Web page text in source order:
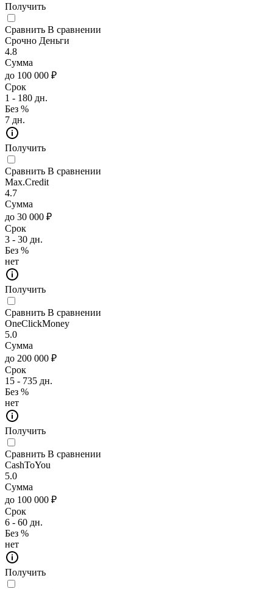
Получить
Сравнить В сравнении
Срочно Деньги
4.8
Сумма
до 100 000 ₽
Срок
1 - 180 дн.
Без %
7 дн.
Получить
Сравнить В сравнении
Max.Credit
4.7
Сумма
до 30 000 ₽
Срок
3 - 30 дн.
Без %
нет
Получить
Сравнить В сравнении
OneClickMoney
5.0
Сумма
до 200 000 ₽
Срок
15 - 735 дн.
Без %
нет
Получить
Сравнить В сравнении
CashToYou
5.0
Сумма
до 100 000 ₽
Срок
6 - 60 дн.
Без %
нет
Получить